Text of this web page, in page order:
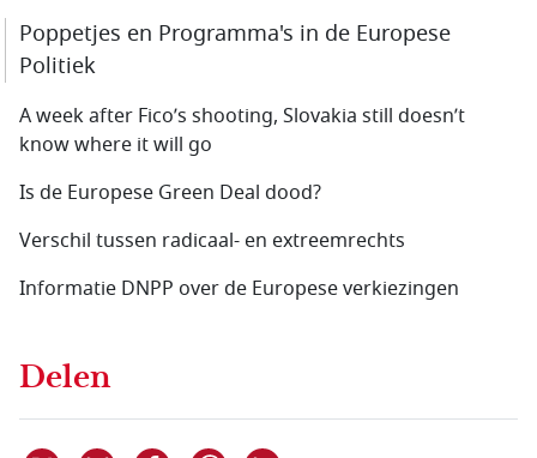
Poppetjes en Programma's in de Europese
Politiek
A week after Fico’s shooting, Slovakia still doesn’t
know where it will go
Is de Europese Green Deal dood?
Verschil tussen radicaal- en extreemrechts
Informatie DNPP over de Europese verkiezingen
Delen